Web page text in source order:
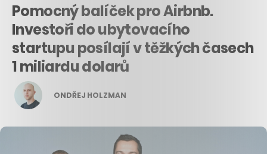
Pomocný balíček pro Airbnb.
Investoři do ubytovacího
startupu posílají v těžkých časech
1 miliardu dolarů
ONDŘEJ HOLZMAN